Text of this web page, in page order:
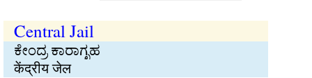
Central Jail
ಕೇಂದ್ರ ಕಾರಾಗೃಹ
केंद्रीय जेल